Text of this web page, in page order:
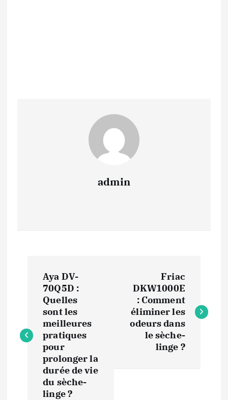
admin
i
Aya DV-
70Q5D :
Quelles
sont les
meilleures
pratiques
pour
prolonger la
durée de vie
du sèche-
linge ?
Friac
DKW1000E
: Comment
éliminer les
odeurs dans
le sèche-
linge ?